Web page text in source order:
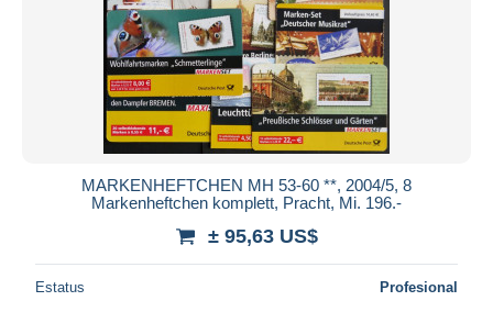
MARKENHEFTCHEN MH 53-60 **, 2004/5, 8
Markenheftchen komplett, Pracht, Mi. 196.-
± 95,63 US$
Estatus Profesional